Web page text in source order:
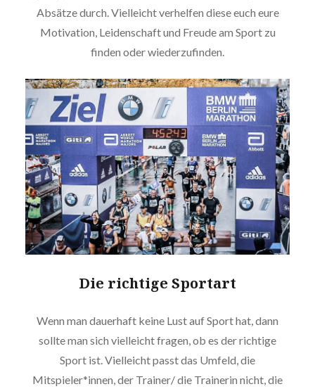
Absätze durch. Vielleicht verhelfen diese euch eure
Motivation, Leidenschaft und Freude am Sport zu
finden oder wiederzufinden.
Die richtige Sportart
Wenn man dauerhaft keine Lust auf Sport hat, dann
sollte man sich vielleicht fragen, ob es der richtige
Sport ist. Vielleicht passt das Umfeld, die
Mitspieler*innen, der Trainer/ die Trainerin nicht, die